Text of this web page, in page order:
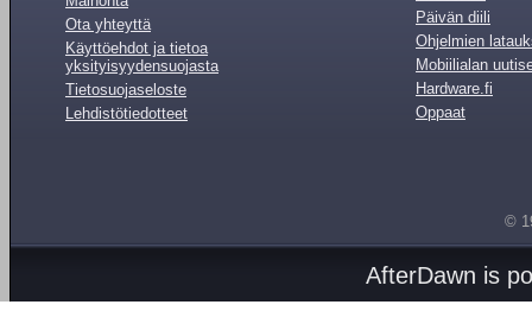
Ota yhteyttä
Käyttöehdot ja tietoa
yksityisyydensuojasta
Tietosuojaseloste
Lehdistötiedotteet
Päivän diili
Ohjelmien
Mobiilialan
Hardware.fi
Oppaat
©
AfterDawn is